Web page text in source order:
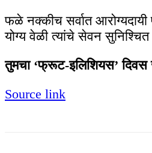
फळे नक्कीच सर्वात आरोग्यदायी
योग्य वेळी त्यांचे सेवन
तुमचा ‘फ्रूट-इलिशियस’ दिवस
Source link